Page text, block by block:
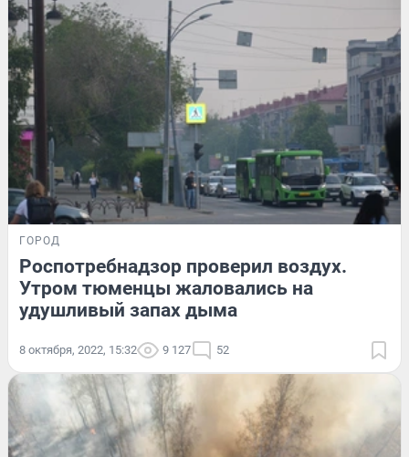
ГОРОД
Роспотребнадзор проверил воздух.
Утром тюменцы жаловались на
удушливый запах дыма
8 октября, 2022, 15:32 9 127 52